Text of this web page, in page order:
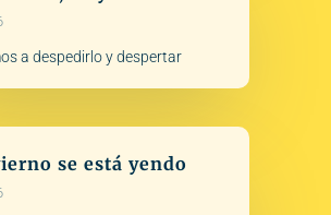
a despedirlo y despertar
se está yendo